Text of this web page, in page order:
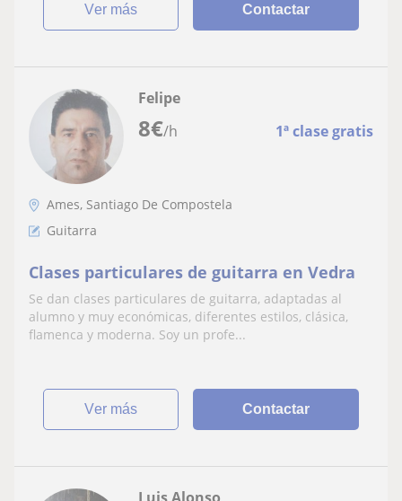
ver más Contactar
8€/h 1ª clase gratis
Felipe
Ames, Santiago De Compostela
Guitarra
Clases particulares de guitarra en Vedra
Se dan clases particulares de guitarra, adaptadas al
alumno y muy económicas, diferentes estilos, clásica,
flamenca y moderna. Soy un profe...
ver más Contactar